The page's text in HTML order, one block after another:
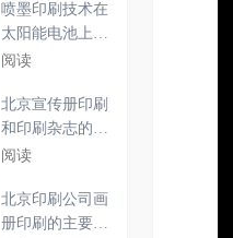
喷墨印刷技术在
太阳能电池上的
应用
阅读
北京宣传册印刷
和印刷杂志的详
细介
阅读
北京印刷公司画
册印刷的主要步